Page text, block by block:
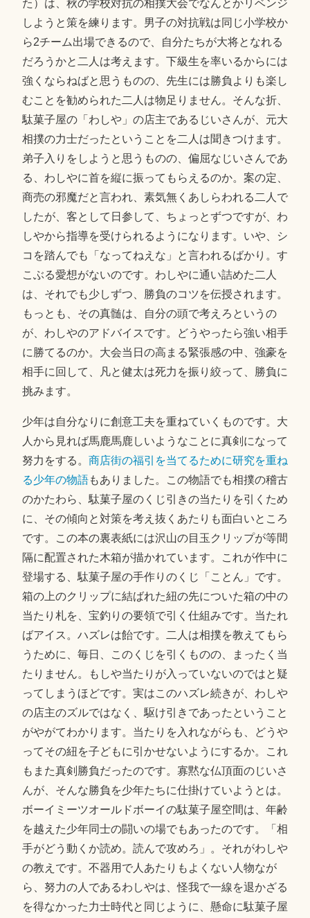
た）は、秋の学校対抗の相撲大会でなんとかリベンジ
しようと策を練ります。男子の対抗戦は同じ小学校か
ら2チーム出場できるので、自分たちが大将となれる
だろうかと二人は考えます。下級生を率いるからには
強くならねばと思うものの、先生には勝負よりも楽し
むことを勧められた二人は物足りません。そんな折、
駄菓子屋の「わしや」の店主であるじいさんが、元大
相撲の力士だったということを二人は聞きつけます。
弟子入りをしようと思うものの、偏屈なじいさんであ
る、わしやに首を縦に振ってもらえるのか。案の定、
商売の邪魔だと言われ、素気無くあしらわれる二人で
したが、客として日参して、ちょっとずつですが、わ
しやから指導を受けられるようになります。いや、シ
コを踏んでも「なってねえな」と言われるばかり。す
こぶる愛想がないのです。わしやに通い詰めた二人
は、それでも少しずつ、勝負のコツを伝授されます。
もっとも、その真髄は、自分の頭で考えろというの
が、わしやのアドバイスです。どうやったら強い相手
に勝てるのか。大会当日の高まる緊張感の中、強豪を
相手に回して、凡と健太は死力を振り絞って、勝負に
挑みます。
少年は自分なりに創意工夫を重ねていくものです。大
人から見れば馬鹿馬鹿しいようなことに真剣になって
努力をする。 商店街の福引を当てるために研究を重ね
る少年の物語もありました。この物語でも相撲の稽古
のかたわら、駄菓子屋のくじ引きの当たりを引くため
に、その傾向と対策を考え抜くあたりも面白いところ
です。この本の裏表紙には沢山の目玉クリップが等間
隔に配置された木箱が描かれています。これが作中に
登場する、駄菓子屋の手作りのくじ「ことん」です。
箱の上のクリップに結ばれた紐の先についた箱の中の
当たり札を、宝釣りの要領で引く仕組みです。当たれ
ばアイス。ハズレは飴です。二人は相撲を教えてもら
うために、毎日、このくじを引くものの、まったく当
たりません。もしや当たりが入っていないのではと疑
ってしまうほどです。実はこのハズレ続きが、わしや
の店主のズルではなく、駆け引きであったということ
がやがてわかります。当たりを入れながらも、どうや
ってその紐を子どもに引かせないようにするか。これ
もまた真剣勝負だったのです。寡黙な仏頂面のじいさ
んが、そんな勝負を少年たちに仕掛けていようとは。
ボーイミーツオールドボーイの駄菓子屋空間は、年齢
を越えた少年同士の闘いの場でもあったのです。「相
手がどう動くか読め。読んで攻めろ」。それがわしや
の教えです。不器用で人あたりもよくない人物なが
ら、努力の人であるわしやは、怪我で一線を退かざる
を得なかった力士時代と同じように、懸命に駄菓子屋